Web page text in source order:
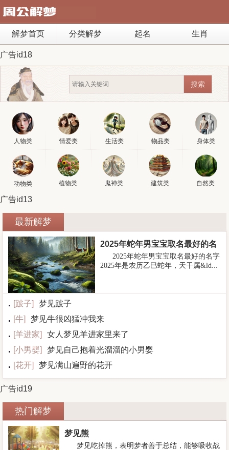
解梦首页 分类解梦 起名 生肖
广告id18
人物类 情爱类 生活类 物品类 身体类
动物类 植物类 鬼神类 建筑类 自然类
广告id13
最新解梦
2025年蛇年男宝宝取名最好的名
2025年蛇年男宝宝取名最好的名字
2025年是农历乙巳蛇年，天干属&ld...
[跛子]
梦见跛子
[牛]
梦见牛很凶猛冲我来
[羊进家]
女人梦见羊进家里来了
[小男婴]
梦见自己抱着光溜溜的小男婴
[花开] 梦见满山遍野的花开
广告id19
热门解梦
梦见熊
梦见吃掉熊，表明梦者善于总结，能够吸收战